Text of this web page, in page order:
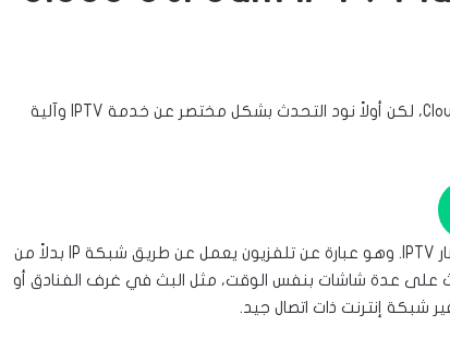
تعرف على تطبيق مشغل Cloud Stream IPTV Player، لكن أولاً نود التحدث بشكل مختصر عن خدمة IPTV وآلية
خدمة تلفزيون بروتوكول الإنترنت هي معنى اختصار IPTV. وهو عبارة عن تلفزيون يعمل عن طريق شبكة IP بدلاً من
على عدة شاشات بنفس الوقت، مثل البث في غرف الفنادق أو
شبكة إنترنت ذات اتصال جيد.